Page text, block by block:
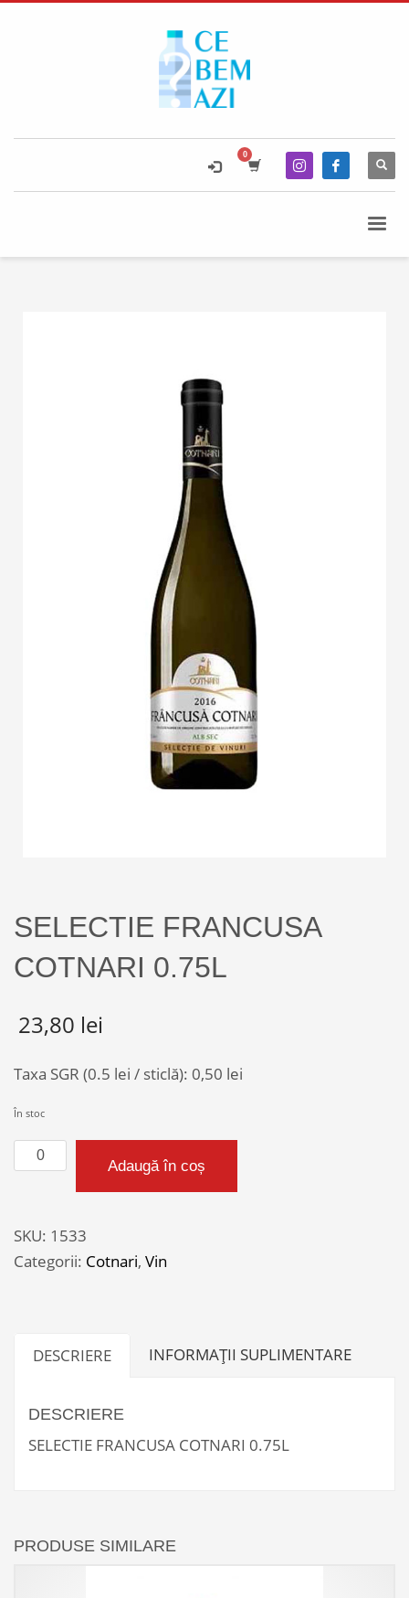
SELECTIE FRANCUSA
COTNARI 0.75L
23,80 lei
Taxa SGR (0.5 lei / sticlă): 0,50 lei
În stoc
Cantitate
SELECTIE
COTNARI
0.75L
Adaugă în coș
SKU: 1533
Categorii: Cotnari, Vin
DESCRIERE INFORMAȚII SUPLIMENTARE
DESCRIERE
SELECTIE FRANCUSA COTNARI 0.75L
PRODUSE SIMILARE